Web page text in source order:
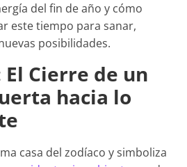
del fin de año y cómo
este tiempo para sanar,
posibilidades.
El Cierre de un
hacia lo
casa del zodíaco y simboliza